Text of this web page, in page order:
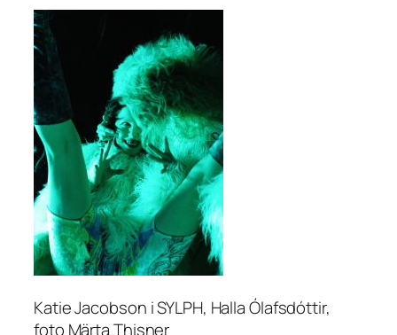
Katie Jacobson i SYLPH, Halla Ólafsdóttir,
foto Märta Thisner